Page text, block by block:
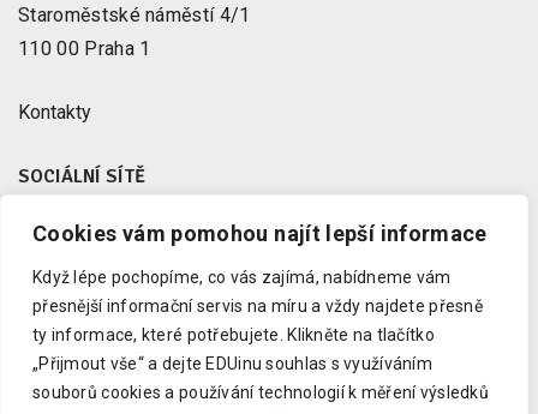
Cookies vám pomohou najít lepší informace
Když lépe pochopíme, co vás zajímá, nabídneme vám
přesnější informační servis na míru a vždy najdete přesně
ty informace, které potřebujete.
Klikněte na tlačítko
„Přijmout vše“ a dejte EDUinu souhlas s využíváním
souborů cookies a používání technologií k měření výsledků
Staroměstské náměstí 4/1
110 00 Praha 1
Kontakty
SOCIÁLNÍ SÍTĚ
Facebook
Instagram
Youtube
LinkedIn